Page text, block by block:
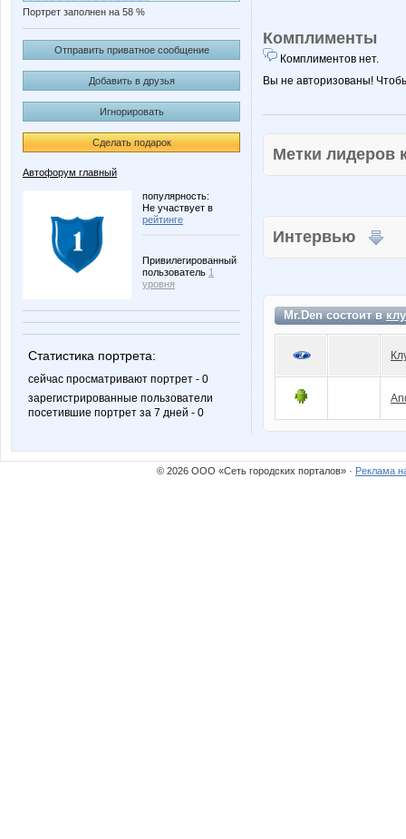
Портрет заполнен на 58 %
Отправить приватное сообщение
Добавить в друзья
Игнорировать
Сделать подарок
Автофорум главный
популярность:
Не участвует в
рейтинге
Привилегированный
пользователь 1
уровня
Статистика портрета:
сейчас просматривают портрет - 0
зарегистрированные пользователи
посетившие портрет за 7 дней - 0
Комплименты
Комплиментов нет.
Вы не авторизованы!
Метки
Интервью
Mr.Den состоит в
© 2026 ООО «Сеть городских порталов» · Реклама